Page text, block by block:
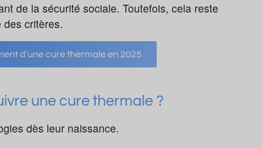
de la sécurité sociale. Toutefois, cela reste
des critères.
d’une cure thermale en 2025
une cure thermale ?
dès leur naissance.